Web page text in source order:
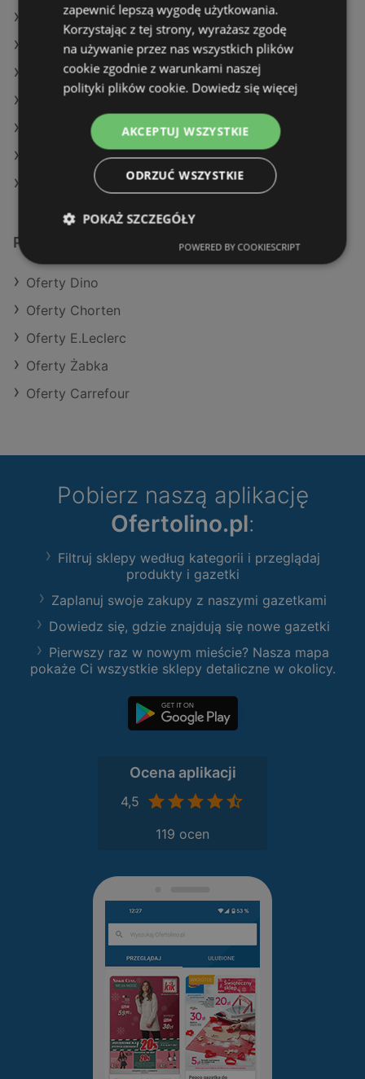
Oferty Carrefour
Aktualne gazetki Dealz
Aktualne gazetki Makro
Aktualne gazetki Delikatesy Centrum
Aktualne gazetki Lidl
Aktualne gazetki Chorten
Sklepy Stokrotka w Police
Podobne sklepy detaliczne
Oferty Dino
Oferty Chorten
Oferty E.Leclerc
Oferty Żabka
Oferty Carrefour
Pobierz naszą aplikację
Ofertolino.pl:
Filtruj sklepy według kategorii i przeglądaj
produkty i gazetki
Zaplanuj swoje zakupy z naszymi gazetkami
Dowiedz się, gdzie znajdują się nowe gazetki
Pierwszy raz w nowym mieście? Nasza mapa
pokaże Ci wszystkie sklepy detaliczne w okolicy.
Ocena aplikacji
4,5
119 ocen
zapewnić lepszą wygodę użytkowania.
Korzystając z tej strony, wyrażasz zgodę
na używanie przez nas wszystkich plików
cookie zgodnie z warunkami naszej
polityki plików cookie. Dowiedz się więcej
AKCEPTUJ WSZYSTKIE
ODRZUĆ WSZYSTKIE
POKAŻ SZCZEGÓŁY
POWERED BY COOKIESCRIPT